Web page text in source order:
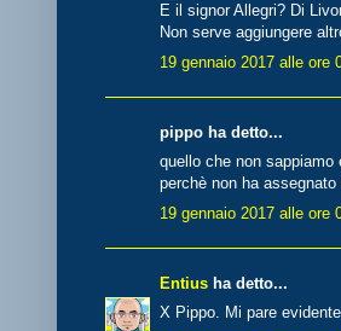
E il signor Allegri? Di
Non serve aggiungere
19 gennaio 2017 alle ore
pippo ha detto...
quello che non sappiamo
perchè non ha
19 gennaio 2017 alle ore
Entius ha detto...
X Pippo. Mi pare